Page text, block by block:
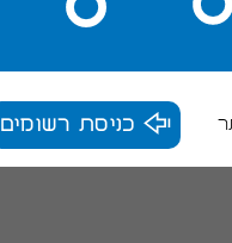
כניסת רשומים